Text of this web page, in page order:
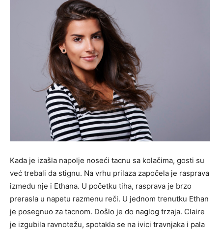
Kada je izašla napolje noseći tacnu sa kolačima, gosti su
već trebali da stignu. Na vrhu prilaza započela je rasprava
između nje i Ethana. U početku tiha, rasprava je brzo
prerasla u napetu razmenu reči. U jednom trenutku Ethan
je posegnuo za tacnom. Došlo je do naglog trzaja. Claire
je izgubila ravnotežu, spotakla se na ivici travnjaka i pala